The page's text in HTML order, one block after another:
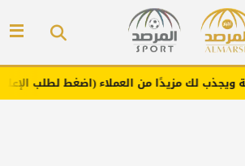
العملاء (اضغط لطلب الإعلان)